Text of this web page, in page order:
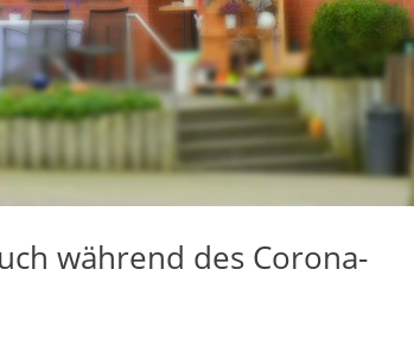
während des Corona-